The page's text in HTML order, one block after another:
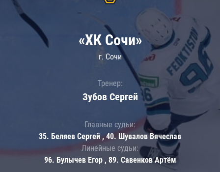
«ХК Сочи»
г. Сочи
Тренер:
Зубов Сергей
Главные судьи:
35. Беляев Сергей , 40. Шувалов Вячеслав
Линейные судьи:
96. Булычев Егор , 89. Савенков Артём